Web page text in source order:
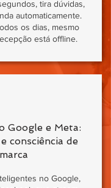
tira dúvidas,
automaticamente.
os dias, mesmo
está offline.
Google e Meta:
consciência de
marca
no Google,